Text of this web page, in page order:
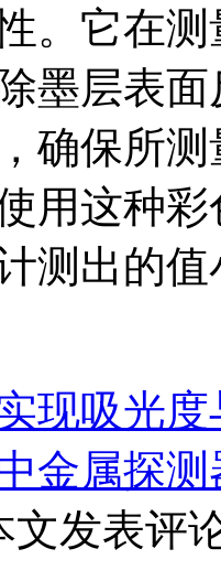
。它在
墨层表
确保所
用这种
测出的值
现吸光
金属探
文发表评